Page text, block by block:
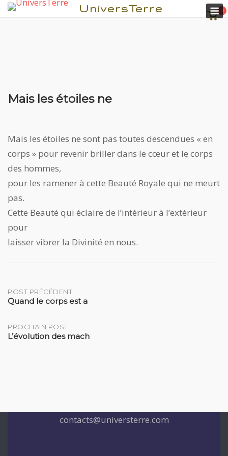
Aller
UniversTerre
Voir
0
Mais les étoiles ne
Mais les étoiles ne sont pas toutes descendues « en
corps » pour revenir briller dans le cœur et le corps
des hommes,
pour les ramener à cette Beauté Royale qui ne meurt
pas.
Cette Beauté qui éclaire de l’intérieur à l’extérieur
pour
laisser vibrer la Divinité en nous.
Post
POST PRÉCÉDENT
Quand le corps est a
PROCHAIN POST
L’évolution des mach
contacts@universterre.com